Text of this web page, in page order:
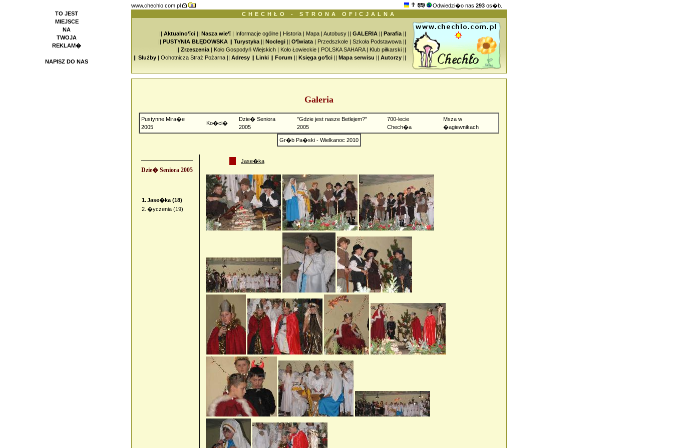
TO JEST
MIEJSCE
NA
TWOJA
REKLAM�
NAPISZ DO NAS
www.chechlo.com.pl Odwiedzi�o nas 293 os�b.
CHECHŁO - STRONA OFICJALNA
|| Aktualno¶ci || Nasza wie¶ | Informacje ogólne | Historia | Mapa | Autobusy || GALERIA || Parafia ||
|| PUSTYNIA BŁĘDOWSKA || Turystyka || Noclegi || O¶wiata | Przedszkole | Szkoła Podstawowa ||
|| Zrzeszenia | Koło Gospodyń Wiejskich | Koło Łowieckie | POLSKA SAHARA| Klub piłkarski ||
|| Służby | Ochotnicza Straż Pożarna || Adresy || Linki || Forum || Księga go¶ci || Mapa serwisu || Autorzy ||
Galeria
Pustynne Mira�e
2005
Ko�ci�
Dzie� Seniora
2005
"Gdzie jest nasze Betlejem?"
2005
700-lecie
Chech�a
Msza w
�agiewnikach
Gr�b Pa�ski - Wielkanoc 2010
Dzie� Seniora 2005
1.Jase�ka (18)
2. �yczenia (19)
Jase�ka